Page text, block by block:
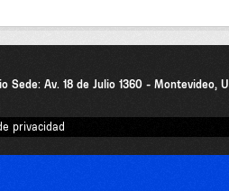
Sede: Av. 18 de Julio 1360 - Montevideo,
privacidad